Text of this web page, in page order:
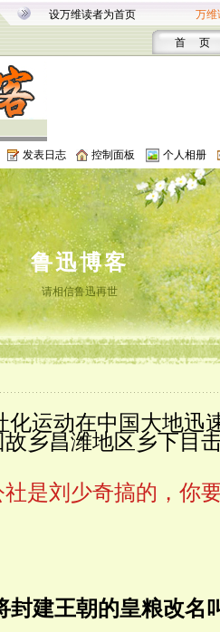
设万维读者为首页 万维
首 页
发表日志 控制面板 个人相册
鲁迅博客
请相信鲁迅再世
化运动在中国大地迅
乡昌潍地区乡下目
社是刘少奇搞的，你
封建王朝的皇粮改名